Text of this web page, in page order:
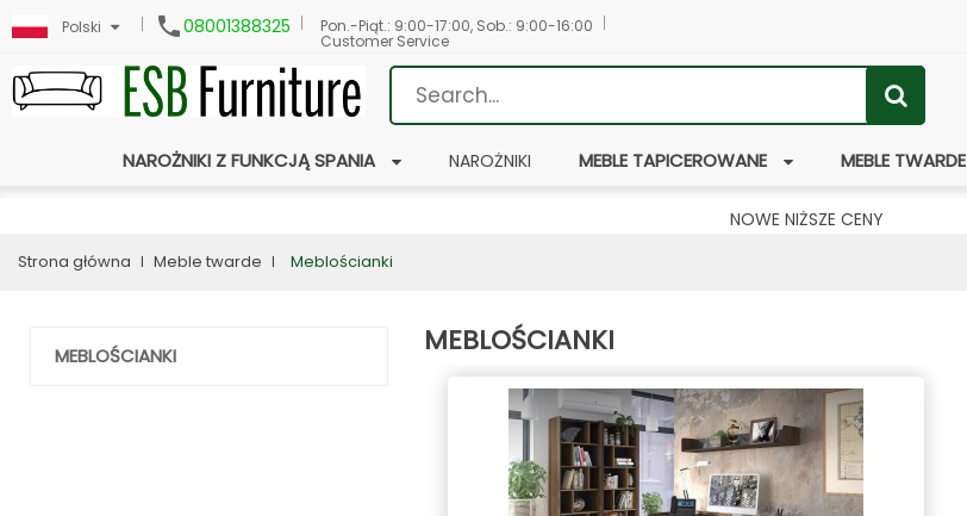
Polski 08001388325 Pon.-Piąt.: 9:00-17:00, Sob.: 9:00-16:00
Customer Service
NAROŻNIKI Z FUNKCJĄ SPANIA NAROŻNIKI MEBLE TAPICEROWANE MEBLE TWARDE
NOWE NIŻSZE CENY
Strona główna Meble twarde Meblościanki
MEBLOŚCIANKI MEBLOŚCIANKI